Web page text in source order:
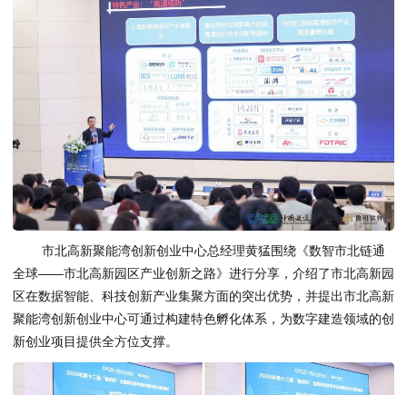
市北高新聚能湾创新创业中心总经理黄猛围绕《数智市北链通
全球——市北高新园区产业创新之路》进行分享，介绍了市北高新园
区在数据智能、科技创新产业集聚方面的突出优势，并提出市北高新
聚能湾创新创业中心可通过构建特色孵化体系，为数字建造领域的创
新创业项目提供全方位支撑。